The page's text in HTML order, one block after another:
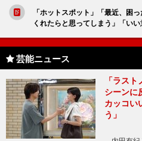
「ホットスポット」「最近、困
くれたらと思ってしまう」「い
芸能ニュース
「ラス
シーンに
カッコい
う」